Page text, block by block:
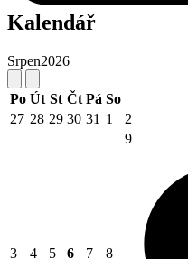
Kalendář
Srpen2026
Po Út St Čt Pá So
27 28 29 30 31 1 2
3 4 5 6 7 8
9